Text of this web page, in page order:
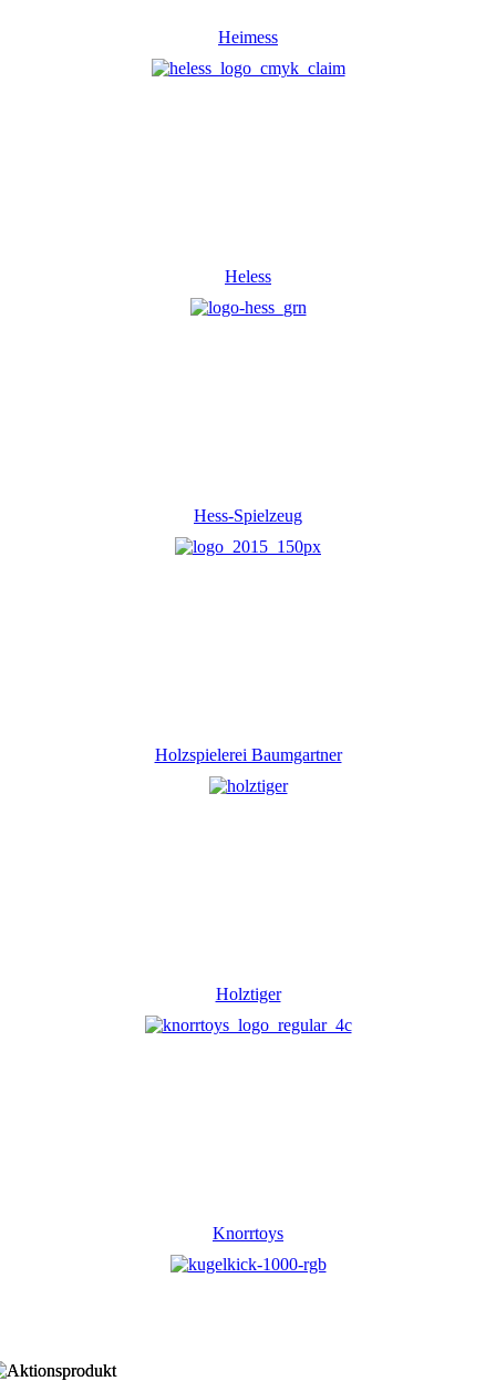
Heimess
Heless
Hess-Spielzeug
Holzspielerei Baumgartner
Holztiger
Knorrtoys